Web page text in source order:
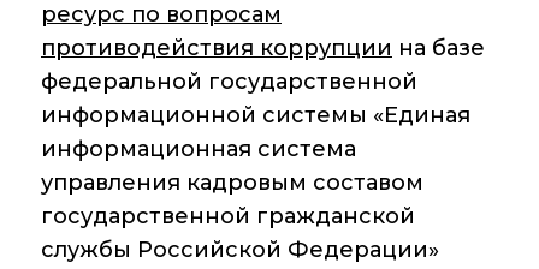
Совет молодых
ученых ИОХ РАН
коллективного
пользования
Института
органической химии
РАН (ЦКП ИОХ РАН)
ресурс по вопросам
противодействия коррупции на базе
федеральной государственной
информационной системы «Единая
информационная система
управления кадровым составом
государственной гражданской
службы Российской Федерации»